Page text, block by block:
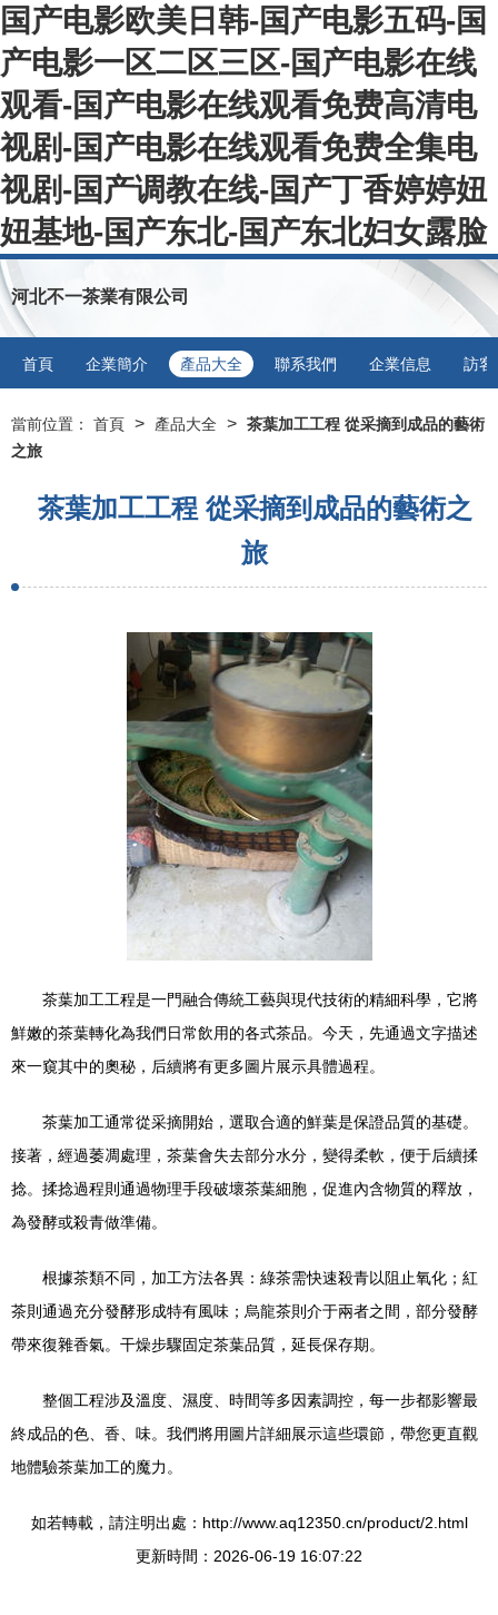
国产电影欧美日韩-国产电影五码-国
产电影一区二区三区-国产电影在线
观看-国产电影在线观看免费高清电
视剧-国产电影在线观看免费全集电
视剧-国产调教在线-国产丁香婷婷妞
妞基地-国产东北-国产东北妇女露脸
河北不一茶業有限公司
首頁 企業簡介 產品大全 聯系我們 企業信息 訪客
當前位置： 首頁 > 產品大全 > 茶葉加工工程 從采摘到成品的藝術
之旅
茶葉加工工程 從采摘到成品的藝術之
旅
茶葉加工工程是一門融合傳統工藝與現代技術的精細科學，它將
鮮嫩的茶葉轉化為我們日常飲用的各式茶品。今天，先通過文字描述
來一窺其中的奧秘，后續將有更多圖片展示具體過程。
茶葉加工通常從采摘開始，選取合適的鮮葉是保證品質的基礎。
接著，經過萎凋處理，茶葉會失去部分水分，變得柔軟，便于后續揉
捻。揉捻過程則通過物理手段破壞茶葉細胞，促進內含物質的釋放，
為發酵或殺青做準備。
根據茶類不同，加工方法各異：綠茶需快速殺青以阻止氧化；紅
茶則通過充分發酵形成特有風味；烏龍茶則介于兩者之間，部分發酵
帶來復雜香氣。干燥步驟固定茶葉品質，延長保存期。
整個工程涉及溫度、濕度、時間等多因素調控，每一步都影響最
終成品的色、香、味。我們將用圖片詳細展示這些環節，帶您更直觀
地體驗茶葉加工的魔力。
如若轉載，請注明出處：http://www.aq12350.cn/product/2.html
更新時間：2026-06-19 16:07:22